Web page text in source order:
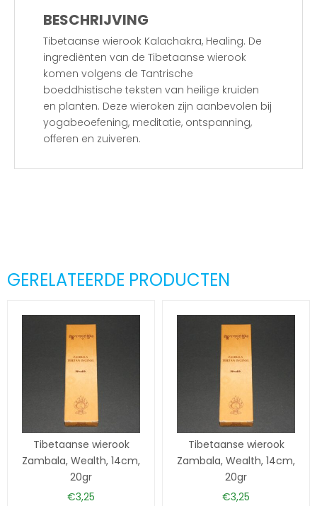
BESCHRIJVING
Tibetaanse wierook Kalachakra, Healing. De
ingrediënten van de Tibetaanse wierook
komen volgens de Tantrische
boeddhistische teksten van heilige kruiden
en planten. Deze wieroken zijn aanbevolen bij
yogabeoefening, meditatie, ontspanning,
offeren en zuiveren.
GERELATEERDE PRODUCTEN
Tibetaanse wierook
Zambala, Wealth, 14cm,
20gr
€3,25
Tibetaanse wierook
Zambala, Wealth, 14cm,
20gr
€3,25